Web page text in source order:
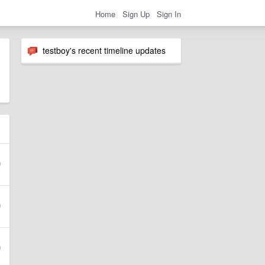
Home Sign Up Sign In
testboy's recent timeline updates